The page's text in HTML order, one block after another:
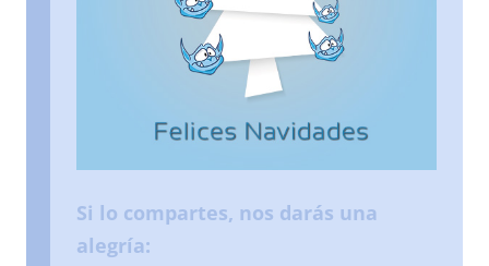
Si lo compartes, nos darás una
alegría: